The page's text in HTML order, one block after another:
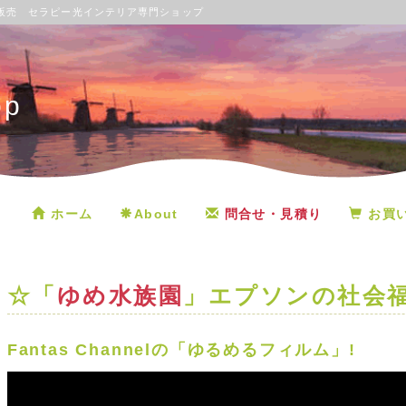
売 セラピー光インテリア専門ショップ
ホーム About 問合せ・見積り お買
☆「 ゆめ水族園 」エプソンの社会
Fantas Channelの「ゆるめるフィルム」!